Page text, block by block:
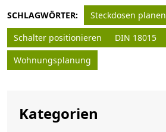
SCHLAGWÖRTER:
Steckdosen planen
Schalter positionieren
DIN 18015
Wohnungsplanung
Kategorien